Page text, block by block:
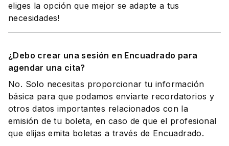
eliges la opción que mejor se adapte a tus
necesidades!
¿Debo crear una sesión en Encuadrado para
agendar una cita?
No. Solo necesitas proporcionar tu información
básica para que podamos enviarte recordatorios y
otros datos importantes relacionados con la
emisión de tu boleta, en caso de que el profesional
que elijas emita boletas a través de Encuadrado.